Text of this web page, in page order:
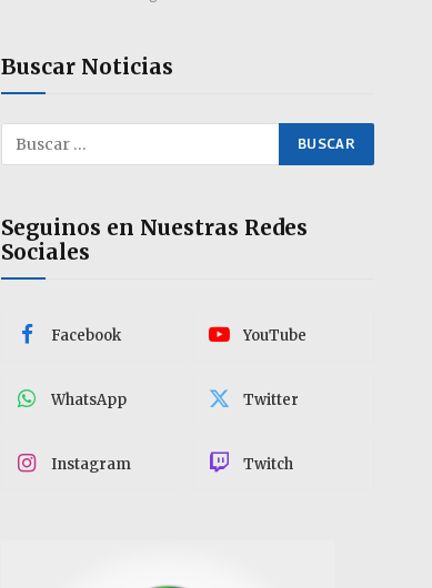
Buscar Noticias
Seguinos en Nuestras Redes
Sociales
Facebook YouTube
WhatsApp Twitter
Instagram Twitch